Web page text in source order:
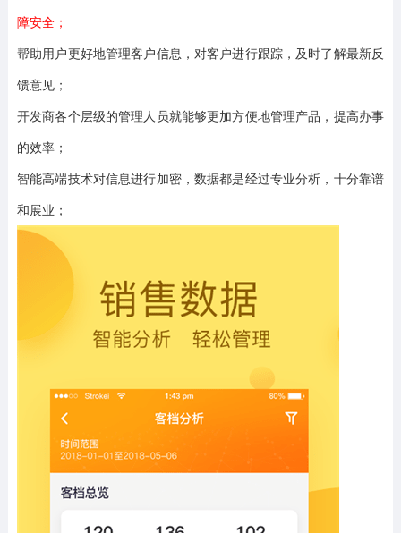
障安全；
帮助用户更好地管理客户信息，对客户进行跟踪，及时了解最新反
馈意见；
开发商各个层级的管理人员就能够更加方便地管理产品，提高办事
的效率；
智能高端技术对信息进行加密，数据都是经过专业分析，十分靠谱
和展业；